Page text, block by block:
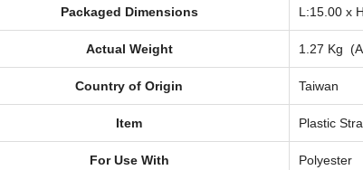
Packaged Dimensions L:15.00 x
Actual Weight 1.27 Kg
Country of Origin Taiwan
Item Plastic
For Use With Polyester